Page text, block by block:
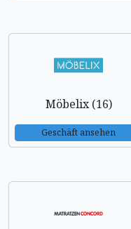
Möbelix (16)
Geschäft ansehen